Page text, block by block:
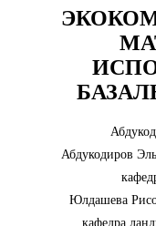
Абдукодиров
Юлдашева
кафедра